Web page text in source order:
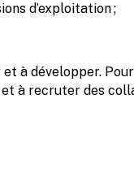
d’exploitation ;
à développer.
à recruter des